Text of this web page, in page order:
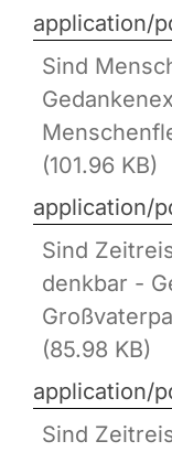
application/
Sind
(101.96 KB)
application/
Sind
denkbar -
(85.98 KB)
application/
Sind